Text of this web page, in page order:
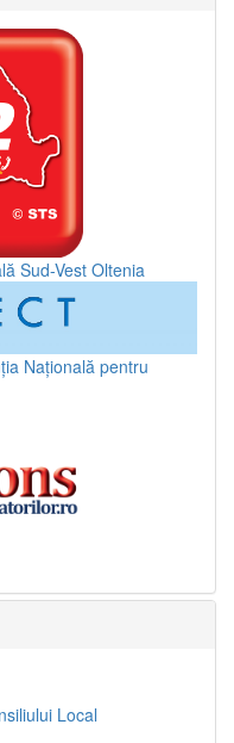
Sud-Vest Oltenia
Națională pentru
Local